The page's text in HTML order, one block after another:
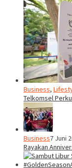
Business,
Telkomsel
Business7 Juni
Rayakan